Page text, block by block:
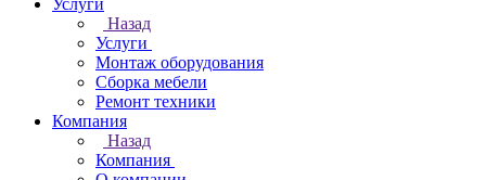
Услуги
Назад
Услуги
Монтаж оборудования
Сборка мебели
Ремонт техники
Компания
Назад
Компания